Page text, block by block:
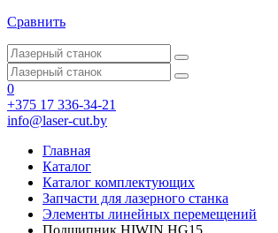
Сравнить
0
+375 17 336-34-21
info@laser-cut.by
Главная
Каталог
Каталог комплектующих
Запчасти для лазерного станка
Элементы линейных перемещений
Подшипник HIWIN HG15